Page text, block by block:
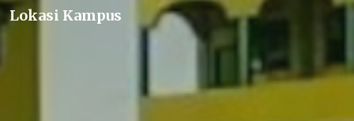
Lokasi Kampus